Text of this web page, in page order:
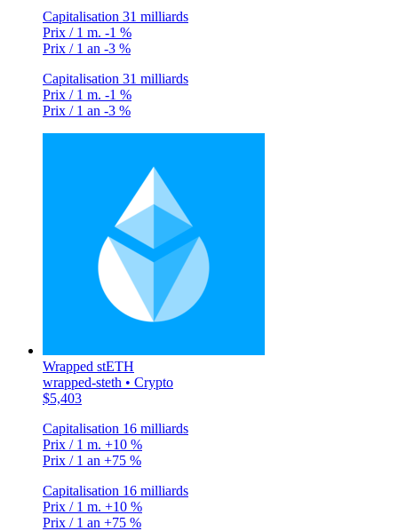
Capitalisation 31 milliards
Prix / 1 m. -1 %
Prix / 1 an -3 %
Capitalisation 31 milliards
Prix / 1 m. -1 %
Prix / 1 an -3 %
Wrapped stETH
wrapped-steth • Crypto
$5,403
Capitalisation 16 milliards
Prix / 1 m. +10 %
Prix / 1 an +75 %
Capitalisation 16 milliards
Prix / 1 m. +10 %
Prix / 1 an +75 %